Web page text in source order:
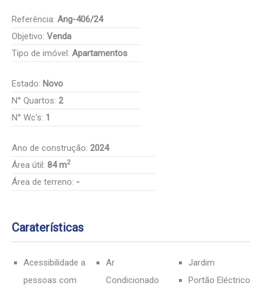
Referência: Ang-406/24
Objetivo: Venda
Tipo de imóvel: Apartamentos
Estado: Novo
N° Quartos: 2
N° Wc's: 1
Ano de construção: 2024
Área útil: 84 m2
Área de terreno: -
Caraterísticas
Acessibilidade a
pessoas com
Ar
Condicionado
Jardim
Portão Eléctrico